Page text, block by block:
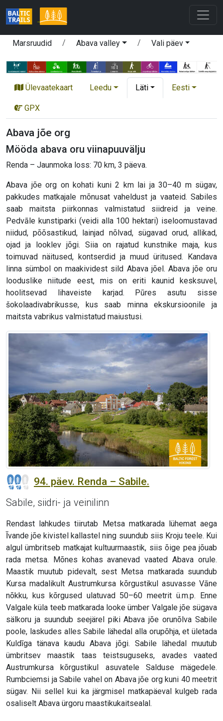
Marsruudid Abava valley Vali päev
Ülevaatekaart Leedu Läti Eesti
GPX
Abava jõe org
Mööda abava oru viinapuuvälju
Renda – Jaunmoka loss: 70 km, 3 päeva.
Abava jõe org on kohati kuni 2 km lai ja 30–40 m sügav,
pakkudes matkajale mõnusat vaheldust ja vaateid. Sabiles
saab maitsta piirkonnas valmistatud siidreid ja veine.
Pedvāle kunstiparki (veidi alla 100 hektari) iseloomustavad
niidud, põõsastikud, lainjad nõlvad, sügavad orud, allikad,
ojad ja looklev jõgi. Siia on rajatud kunstnike maja, kus
toimuvad näitused, kontserdid ja muud üritused. Kandava
linna sümbol on maakividest sild Abava jõel. Abava jõe oru
looduslike niitude eest, mis on eriti kaunid kesksuvel,
hoolitsevad lihaveiste karjad. Pūres asutu sisse
šokolaadivabrikusse, kus saab minna ekskursioonile ja
maitsta vabrikus valmistatud maiustusi.
94. päev. Renda – Sabile.
Sabile, siidri- ja veinilinn
Rendast lahkudes tiirutab Metsa matkarada lühemat aega
Īvande jõe kivistel kallastel ning suundub siis Kroju teele. Kui
algul ümbritseb matkajat kultuurmaastik, siis õige pea jõuab
rada metsa. Mõnes kohas avanevad vaated Abava orule.
Maastik muutub pidevalt, sest Metsa matkarada suundub
Kursa madalikult Austrumkursa kõrgustikul asuvasse Vāne
nõkku, kus kõrgused ulatuvad 50–60 meetrit ü.m.p. Enne
Valgale küla teeb matkarada looke ümber Valgale jõe sügava
sälkoru ja suundub seejärel piki Abava jõe orunõlva Sabile
poole, laskudes alles Sabile lähedal alla orupõhja, et ületada
Kuldīga tänava kaudu Abava jõgi. Sabile lähedal muutub
ümbritsev maastik taas teistsuguseks, avades vaated
Austrumkursa kõrgustikul asuvatele Salduse mägedele.
Rumbciemsi ja Sabile vahel on Abava jõe org kuni 40 meetrit
sügav. Nii sellel kui ka järgmisel matkapäeval kulgeb rada
osaliselt Abava ürgoru maastikukaitsealal.